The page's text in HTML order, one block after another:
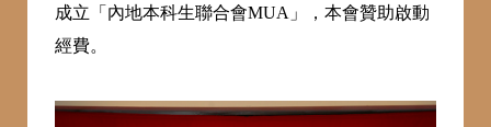
成立「內地本科生聯合會MUA」，本會贊助啟動
經費。